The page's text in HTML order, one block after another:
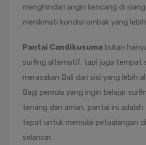
menghindari angin kencang di
menikmati kondisi ombak yang
Pantai Candikusuma bukan
surfing alternatif, tapi juga tempat
merasakan Bali dari sisi yang lebih
Bagi pemula yang ingin belajar
tenang dan aman, pantai ini
tepat untuk memulai petualangan
selancar.